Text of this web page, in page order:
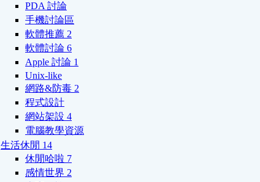
PDA 討論
手機討論區
軟體推薦 2
軟體討論 6
Apple 討論 1
Unix-like
網路&防毒 2
程式設計
網站架設 4
電腦教學資源
生活休閒 14
休閒哈啦 7
感情世界 2